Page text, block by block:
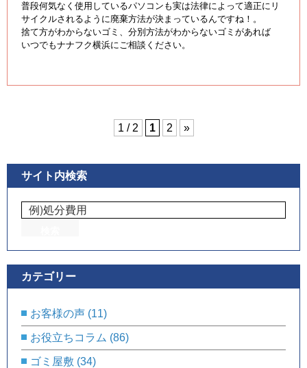
普段何気なく使用しているパソコンも実は法律によって適正にリ
サイクルされるように廃棄方法が決まっているんですね！。
捨て方がわからないゴミ、分別方法がわからないゴミがあれば
いつでもナナフク横浜にご相談ください。
1 / 2 1 2 »
サイト内検索
カテゴリー
お客様の声 (11)
お役立ちコラム (86)
ゴミ屋敷 (34)